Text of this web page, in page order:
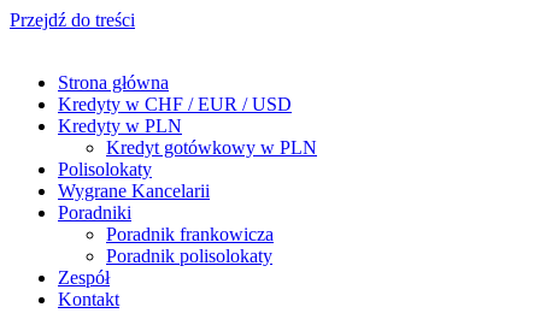
Przejdź do treści
Strona główna
Kredyty w CHF / EUR / USD
Kredyty w PLN
Kredyt gotówkowy w PLN
Polisolokaty
Wygrane Kancelarii
Poradniki
Poradnik frankowicza
Poradnik polisolokaty
Zespół
Kontakt